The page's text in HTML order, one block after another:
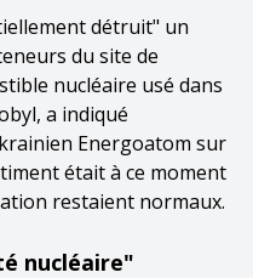
détruit" un
du site de
nucléaire usé dans
a indiqué
Energoatom sur
était à ce moment
restaient normaux.
nucléaire"